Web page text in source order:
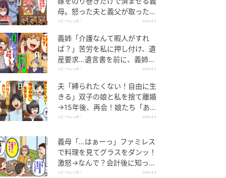
母。怒った夫と義父が取った行
動とは
ベビーカレンダー 2026.8.5
義姉「介護なんて暇人がすれ
ば？」苦労を私に押し付け、遺
産要求…遺言書を前に、義姉が
顔面蒼白のワケ
ベビーカレンダー 2026.8.5
夫「縛られたくない！自由に生
きる」双子の娘と私を捨て離婚
→15年後、再会！娘たち「あん
た誰？」論破された元夫は
ベビーカレンダー 2026.8.5
義母「…はぁーっ」ファミレス
で料理を見てグラスをダンッ！
激怒→なんで？会計後に知った
暗黙のルール
ベビーカレンダー 2026.8.5